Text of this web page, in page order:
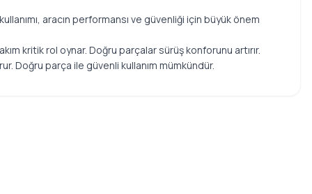
aracın performansı ve güvenliği için büyük önem
kritik rol oynar. Doğru parçalar sürüş konforunu artırır.
Doğru parça ile güvenli kullanım mümkündür.